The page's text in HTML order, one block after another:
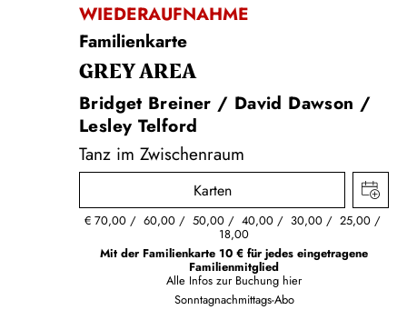
WIEDERAUFNAHME
Familienkarte
GREY AREA
Bridget Breiner / David Dawson /
Lesley Telford
Tanz im Zwischenraum
Karten
€ 70,00 60,00 50,00 40,00 30,00 25,00
18,00
Mit der Familienkarte 10 € für jedes eingetragene
Familienmitglied
Alle Infos zur Buchung hier
Sonntagnachmittags-Abo